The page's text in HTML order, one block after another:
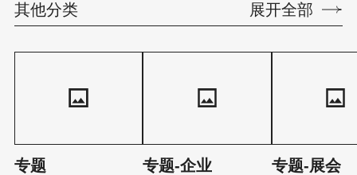
模塑纸浆包装市场预计从2026年的61.6亿美元增至2034年的110.1
亿美元，亚太地区贡献近半份额。禁塑令持续收紧，欧盟PPWR要
其他分类 展开全部
专题 专题-企业 专题-展会